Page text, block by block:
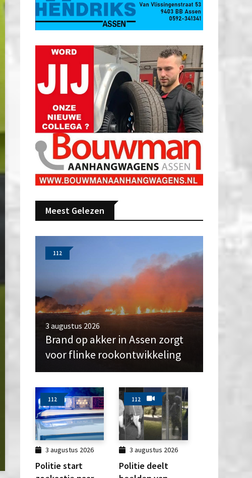
Meest Gelezen
112
3 augustus 2026
Brand op akker in Assen zorgt
voor flinke rookontwikkeling
112
3 augustus 2026
Politie start
112
3 augustus 2026
Politie deelt